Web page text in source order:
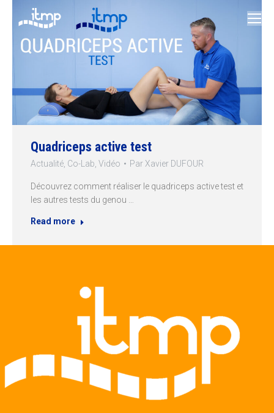
Quadriceps active test
Actualité Co-Lab Vidéo Par Xavier DUFOUR
Découvrez comment réaliser le quadriceps active test et
les autres tests du genou …
Read more